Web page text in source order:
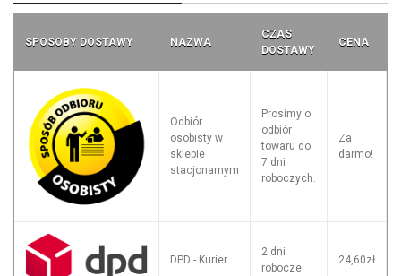
SPOSOBY DOSTAWY NAZWA
CZAS
DOSTAWY
CENA
Odbiór
osobisty w
sklepie
stacjonarnym
Prosimy o
odbiór
towaru do
7 dni
roboczych.
Za
darmo!
DPD - Kurier
2 dni
robocze
24,60zł